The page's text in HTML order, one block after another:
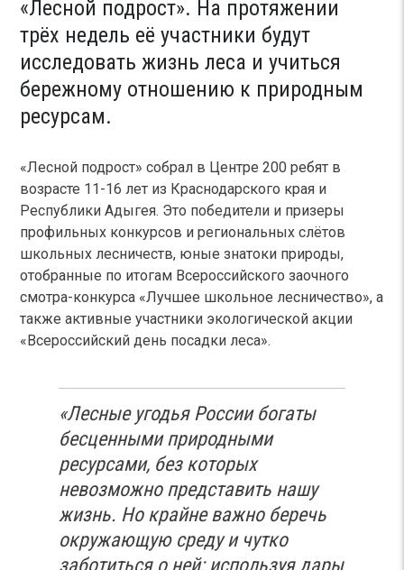
«Лесной подрост». На протяжении
трёх недель её участники будут
исследовать жизнь леса и учиться
бережному отношению к природным
ресурсам.
«Лесной подрост» собрал в Центре 200 ребят в
возрасте 11-16 лет из Краснодарского края и
Республики Адыгея. Это победители и призеры
профильных конкурсов и региональных слётов
школьных лесничеств, юные знатоки природы,
отобранные по итогам Всероссийского заочного
смотра-конкурса «Лучшее школьное лесничество», а
также активные участники экологической акции
«Всероссийский день посадки леса».
«Лесные угодья России богаты
бесценными природными
ресурсами, без которых
невозможно представить нашу
жизнь. Но крайне важно беречь
окружающую среду и чутко
заботиться о ней: используя дары